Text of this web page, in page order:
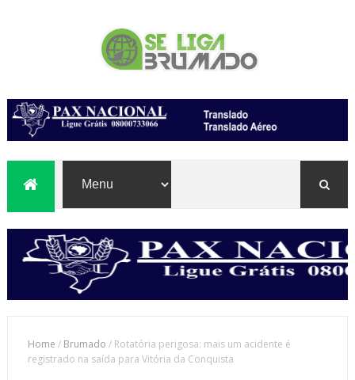
Home / Brumado / Rotatória perigosa: mais um acidente é
registrado na saída para Vitória da Conquista